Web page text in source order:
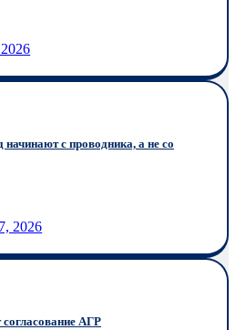
с проводника, а не со
2026
АГР